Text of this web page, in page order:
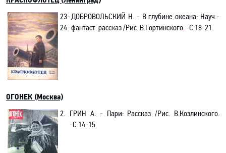
23-
24.
ДОБРОВОЛЬСКИЙ Н. - В глубине океана: Науч.-
фантаст. рассказ /Рис. В.Гортинского.-С.18-21.
ОГОНЕК (Москва)
2. ГРИН А. - Пари: Рассказ /Рис. В.Козлинского.
-С.14-15.